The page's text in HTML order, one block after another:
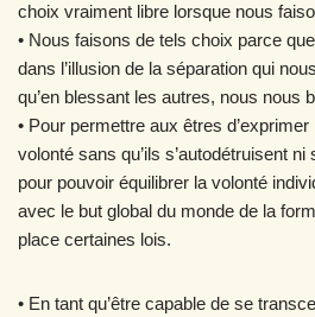
choix vraiment libre lorsque nous
• Nous faisons de tels choix parce
dans l’illusion de la séparation qui
qu’en blessant les autres, nous nous
• Pour permettre aux êtres
volonté sans qu’ils s’autodétruisent
pour pouvoir équilibrer la volonté
avec le but global du monde de la
place certaines lois.
• En tant qu’être capable de se